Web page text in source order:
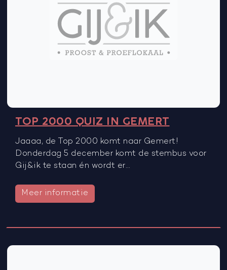
TOP 2000 QUIZ IN GEMERT
Jaaaa, de Top 2000 komt naar Gemert!
Donderdag 5 december komt de stembus voor
Gij&ik te staan én wordt er…
Meer informatie